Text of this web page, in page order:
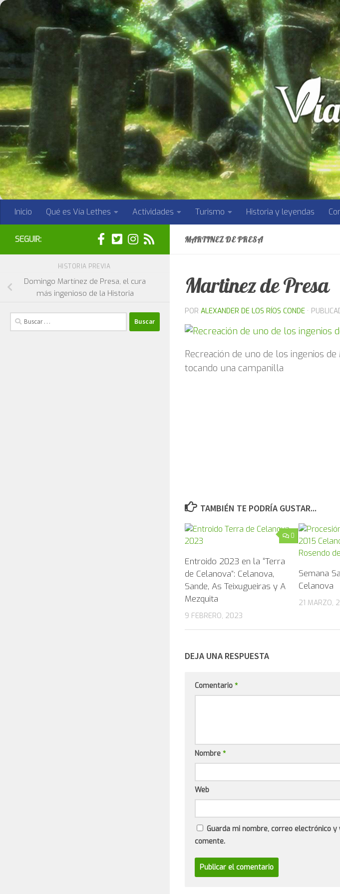
Saltar al contenido
Inicio Qué es Vía Lethes Actividades Turismo Historia y leyendas
MARTINEZ DE PRESA
Martinez de Presa
POR ALEXANDER DE LOS RÍOS CONDE ·
Recreación de uno de los ingenios
tocando una campanilla
TAMBIÉN TE PODRÍA GUSTAR...
0
Entroido 2023 en la “Terra
de Celanova”: Celanova,
Sande, As Teixugueiras y A
Mezquita
9 FEBRERO, 2023
Semana
Celanova
21 MARZO,
DEJA UNA RESPUESTA
Comentario *
Nombre *
Web
Guarda mi nombre, correo electrónico
comente.
SEGUIR:
HISTORIA PREVIA
Domingo Martínez de Presa, el cura
más ingenioso de la Historia
Buscar: